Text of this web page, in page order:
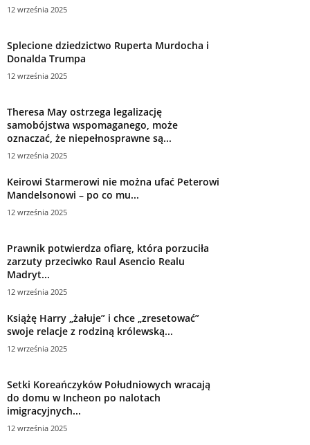
12 września 2025
Splecione dziedzictwo Ruperta Murdocha i
Donalda Trumpa
12 września 2025
Theresa May ostrzega legalizację
samobójstwa wspomaganego, może
oznaczać, że niepełnosprawne są...
12 września 2025
Keirowi Starmerowi nie można ufać Peterowi
Mandelsonowi – po co mu...
12 września 2025
Prawnik potwierdza ofiarę, która porzuciła
zarzuty przeciwko Raul Asencio Realu
Madryt...
12 września 2025
Książę Harry „żałuje” i chce „zresetować”
swoje relacje z rodziną królewską...
12 września 2025
Setki Koreańczyków Południowych wracają
do domu w Incheon po nalotach
imigracyjnych...
12 września 2025